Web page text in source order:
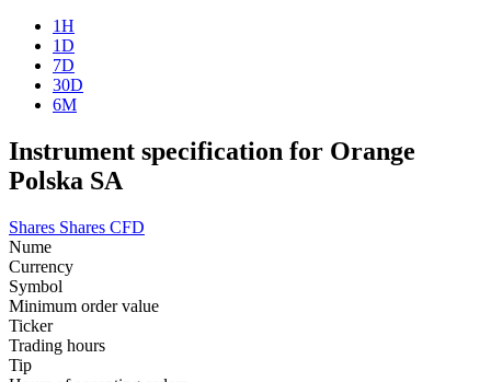
1H
1D
7D
30D
6M
Instrument specification for Orange
Polska SA
Shares Shares CFD
Nume
Currency
Symbol
Minimum order value
Ticker
Trading hours
Tip